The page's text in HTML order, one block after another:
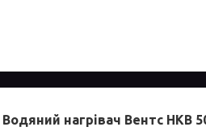
Водяний нагрівач Вентс НКВ